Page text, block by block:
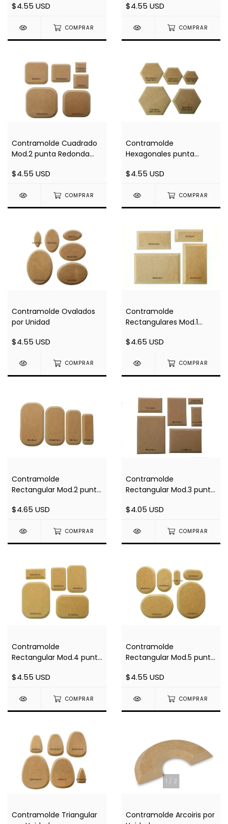
$4.55 USD
COMPRAR
$4.55 USD
COMPRAR
Contramolde Cuadrado
Mod.2 punta Redonda
$4.55 USD
COMPRAR
Contramolde
Hexagonales punta
$4.55 USD
COMPRAR
Contramolde Ovalados
por Unidad
$4.55 USD
COMPRAR
Contramolde
Rectangulares Mod.1
$4.65 USD
COMPRAR
Contramolde
Rectangular Mod.2 punta
$4.65 USD
COMPRAR
Contramolde
Rectangular Mod.3 punta
$4.05 USD
COMPRAR
Contramolde
Rectangular Mod.4 punta
$4.55 USD
COMPRAR
Contramolde
Rectangular Mod.5 punta
$4.55 USD
COMPRAR
Contramolde Triangular
1 / 2
Contramolde Arcoiris por